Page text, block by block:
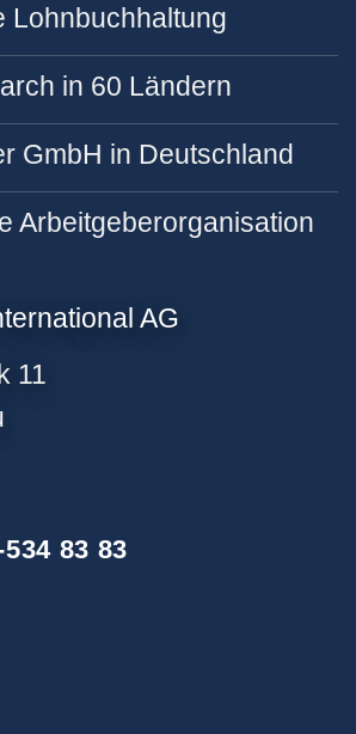
Lohnbuchhaltung
in 60 Ländern
GmbH in Deutschland
Arbeitgeberorganisation
AG
11
83 83